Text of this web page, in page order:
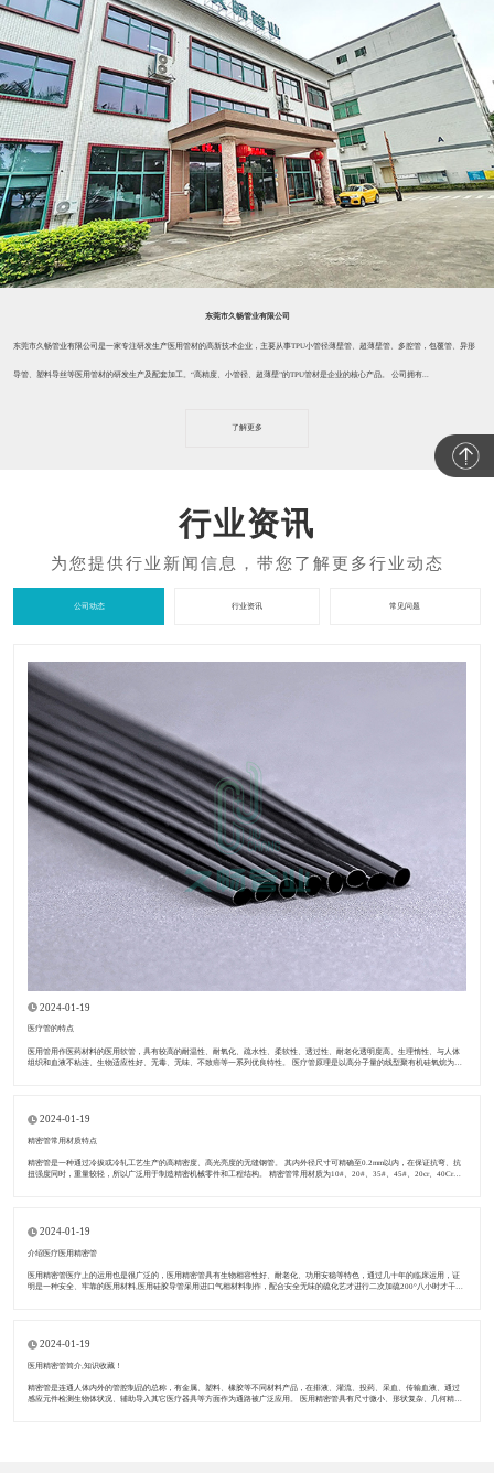
东莞市久畅管业有限公司
东莞市久畅管业有限公司是一家专注研发生产医用管材的高新技术企业，主要从事TPU小管径薄壁管、超薄壁管、多腔管，包覆管、异形
导管、塑料导丝等医用管材的研发生产及配套加工。“高精度、小管径、超薄壁”的TPU管材是企业的核心产品。 公司拥有...
了解更多
行业资讯
公司动态 行业资讯 常见问题
2024-01-19
医疗管的特点
医用管用作医药材料的医用软管，具有较高的耐温性、耐氧化、疏水性、柔软性、透过性、耐老化透明度高、生理惰性、与人体
组织和血液不粘连、生物适应性好、无毒、无味、不致癌等一系列优良特性。 医疗管原理是以高分子量的线型聚有机硅氧烷为基
2024-01-19
精密管常用材质特点
精密管是一种通过冷拔或冷轧工艺生产的高精密度、高光亮度的无缝钢管。 其内外径尺寸可精确至0.2mm以内，在保证抗弯、抗
扭强度同时，重量较轻，所以广泛用于制造精密机械零件和工程结构。 精密管常用材质为10#、20#、35#、45#、20cr、40Cr、
2024-01-19
介绍医疗医用精密管
医用精密管医疗上的运用也是很广泛的，医用精密管具有生物相容性好、耐老化、功用安稳等特色，通过几十年的临床运用，证
明是一种安全、牢靠的医用材料,医用硅胶导管采用进口气相材料制作，配合安全无味的硫化艺才进行二次加硫200°八小时才干算
2024-01-19
​医用精密管简介,知识收藏！
精密管是连通人体内外的管腔制品的总称，有金属、塑料、橡胶等不同材料产品，在排液、灌流、投药、采血、传输血液、通过
感应元件检测生物体状况、辅助导入其它医疗器具等方面作为通路被广泛应用。 医用精密管具有尺寸微小、形状复杂、几何精度